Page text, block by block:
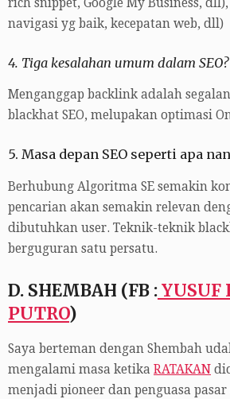
rich snippet, Google My Business,
navigasi yg baik, kecepatan web, dll)
4. Tiga kesalahan umum dalam SEO?
Menganggap backlink adalah
blackhat SEO, melupakan optimasi
5. Masa depan SEO seperti apa
Berhubung Algoritma SE semakin
pencarian akan semakin relevan
dibutuhkan user. Teknik-teknik
berguguran satu persatu.
D. SHEMBAH (FB :YUSUF
PUTRO)
Saya berteman dengan Shembah
mengalami masa ketika RATAKAN
menjadi pioneer dan penguasa